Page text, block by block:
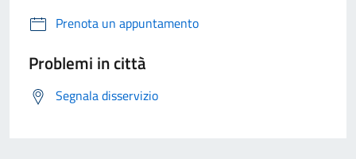
Prenota un appuntamento
Problemi in città
Segnala disservizio